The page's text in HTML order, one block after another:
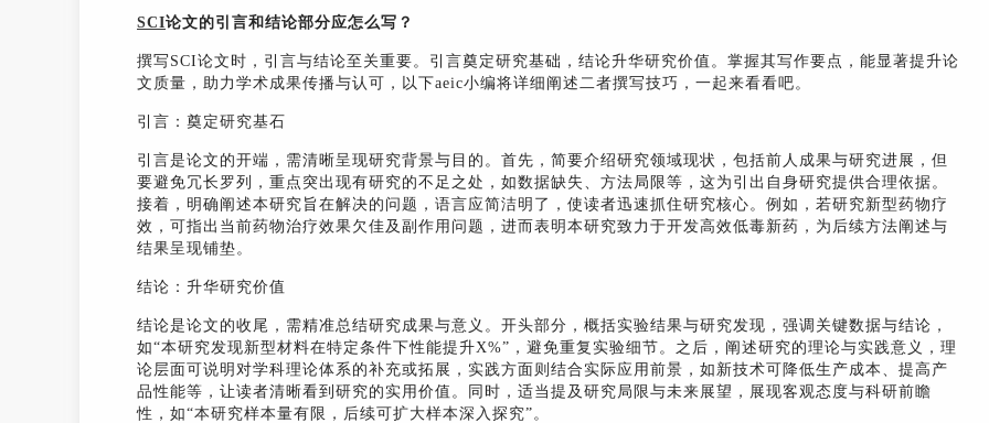
SCI论文的引言和结论部分应怎么写？
撰写SCI论文时，引言与结论至关重要。引言奠定研究基础，结论升华研究价值。掌握其写作要点，能显著提升论
文质量，助力学术成果传播与认可，以下aeic小编将详细阐述二者撰写技巧，一起来看看吧。
引言：奠定研究基石
引言是论文的开端，需清晰呈现研究背景与目的。首先，简要介绍研究领域现状，包括前人成果与研究进展，但
要避免冗长罗列，重点突出现有研究的不足之处，如数据缺失、方法局限等，这为引出自身研究提供合理依据。
接着，明确阐述本研究旨在解决的问题，语言应简洁明了，使读者迅速抓住研究核心。例如，若研究新型药物疗
效，可指出当前药物治疗效果欠佳及副作用问题，进而表明本研究致力于开发高效低毒新药，为后续方法阐述与
结果呈现铺垫。
结论：升华研究价值
结论是论文的收尾，需精准总结研究成果与意义。开头部分，概括实验结果与研究发现，强调关键数据与结论，
如“本研究发现新型材料在特定条件下性能提升X%”，避免重复实验细节。之后，阐述研究的理论与实践意义，理
论层面可说明对学科理论体系的补充或拓展，实践方面则结合实际应用前景，如新技术可降低生产成本、提高产
品性能等，让读者清晰看到研究的实用价值。同时，适当提及研究局限与未来展望，展现客观态度与科研前瞻
性，如“本研究样本量有限，后续可扩大样本深入探究”。